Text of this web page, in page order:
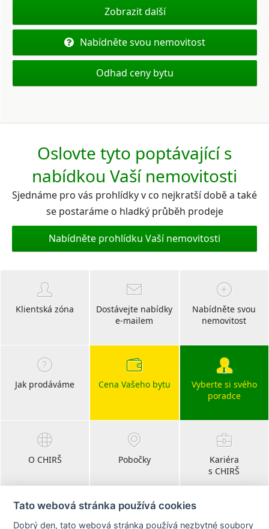
Zobrazit další
Nabídněte svou nemovitost
Odhad ceny bytu
Oslovte tyto poptávající s
nabídkou Vaší nemovitosti
Sjednáme pro vás prohlídky v co nejkratší době a také
se postaráme o hladký průběh prodeje
Nabídněte prohlídku Vaší nemovitosti
Klientská zóna
Dostávejte nabídky
e-mailem
Nabídněte svou
nemovitost
Jak prodáváme Cena Vašeho bytu
Vyberte si svého
poradce
O CHIRŠ Pobočky
Kariéra
s CHIRŠ
Tato webová stránka používá cookies
Dobrý den, tato webová stránka používá nezbytné soubory